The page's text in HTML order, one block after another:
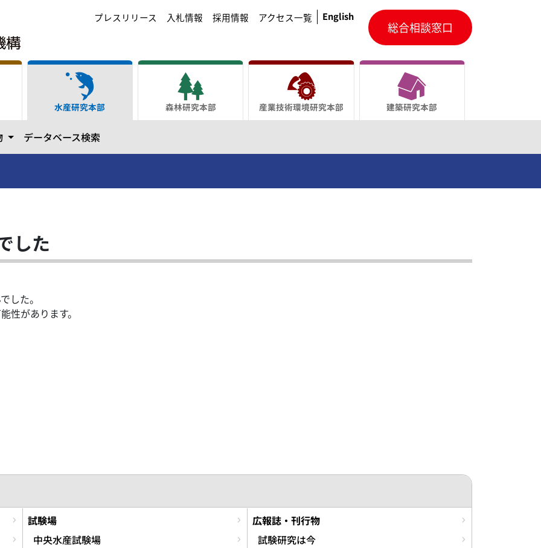
プレスリリース 入札情報 採用情報 アクセス一覧 English
総合相談窓口
水産研究本部
すカテゴリーを開きます
データベース検索
森林研究本部 産業技術環境研究本部 建築研究本部
した
した。
性があります。
試験場
中央水産試験場
広報誌・刊行物
試験研究は今